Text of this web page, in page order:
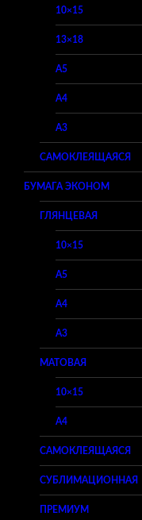
10×15
13×18
A5
A4
A3
САМОКЛЕЯЩАЯСЯ
БУМАГА ЭКОНОМ
ГЛЯНЦЕВАЯ
10×15
A5
A4
A3
МАТОВАЯ
10×15
A4
САМОКЛЕЯЩАЯСЯ
СУБЛИМАЦИОННАЯ
ПРЕМИУМ